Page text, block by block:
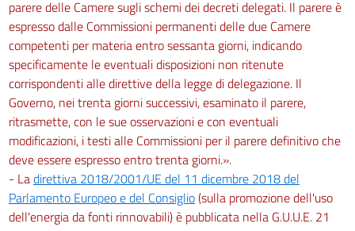
parere delle Camere sugli schemi dei decreti delegati. Il parere è
espresso dalle Commissioni permanenti delle due Camere
competenti per materia entro sessanta giorni, indicando
specificamente le eventuali disposizioni non ritenute
corrispondenti alle direttive della legge di delegazione. Il
Governo, nei trenta giorni successivi, esaminato il parere,
ritrasmette, con le sue osservazioni e con eventuali
modificazioni, i testi alle Commissioni per il parere definitivo che
deve essere espresso entro trenta giorni.».
- Ladirettiva 2018/2001/UE del 11 dicembre 2018 del
Parlamento Europeo e del Consiglio(sulla promozione dell'uso
dell'energia da fonti rinnovabili) è pubblicata nella G.U.U.E. 21